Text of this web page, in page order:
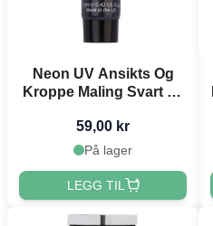
Neon UV Ansikts Og
Kroppe Maling Svart 12
59,00 kr
På lager
LEGG TIL